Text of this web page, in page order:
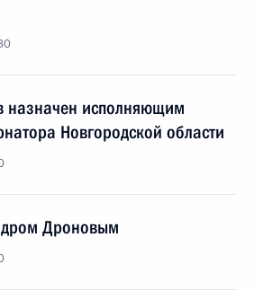
назначен исполняющим
Новгородской области
Дроновым